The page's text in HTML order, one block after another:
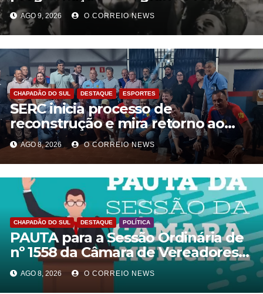
valorização da cultura em
Chapadão do Sul
AGO 9, 2026 O CORREIO NEWS
CHAPADÃO DO SUL DESTAQUE ESPORTES
SERC inicia processo de
reconstrução e mira retorno ao
futebol profissional em Chapadão
do Sul
AGO 8, 2026 O CORREIO NEWS
CHAPADÃO DO SUL DESTAQUE POLÍTICA
PAUTA para a Sessão Ordinária de
nº 1558 da Câmara de Vereadores
de Chapadão do Sul
AGO 8, 2026 O CORREIO NEWS